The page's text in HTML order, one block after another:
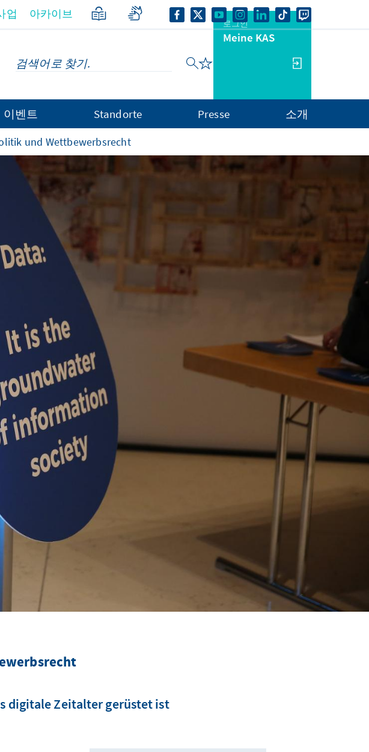
업 아카이브
로그인
Meine KAS
이벤트 Standorte Presse 소개
und Wettbewerbsrecht
digitale Zeitalter gerüstet ist